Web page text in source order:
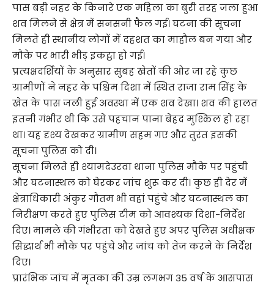
पास बड़ी नहर के किनारे एक महिला का बुरी तरह जला हुआ
शव मिलने से क्षेत्र में सनसनी फैल गई। घटना की सूचना
मिलते ही स्थानीय लोगों में दहशत का माहौल बन गया और
मौके पर भारी भीड़ इकट्ठा हो गई।
प्रत्यक्षदर्शियों के अनुसार सुबह खेतों की ओर जा रहे कुछ
ग्रामीणों ने नहर के पश्चिम दिशा में स्थित राजा राम सिंह के
खेत के पास जली हुई अवस्था में एक शव देखा। शव की हालत
इतनी गंभीर थी कि उसे पहचान पाना बेहद मुश्किल हो रहा
था। यह दृश्य देखकर ग्रामीण सहम गए और तुरंत इसकी
सूचना पुलिस को दी।
सूचना मिलते ही श्यामदेउरवा थाना पुलिस मौके पर पहुंची
और घटनास्थल को घेरकर जांच शुरू कर दी। कुछ ही देर में
क्षेत्राधिकारी अंकुर गौतम भी वहां पहुंचे और घटनास्थल का
निरीक्षण करते हुए पुलिस टीम को आवश्यक दिशा-निर्देश
दिए। मामले की गंभीरता को देखते हुए अपर पुलिस अधीक्षक
सिद्धार्थ भी मौके पर पहुंचे और जांच को तेज करने के निर्देश
दिए।
प्रारंभिक जांच में मृतका की उम्र लगभग 35 वर्ष के आसपास